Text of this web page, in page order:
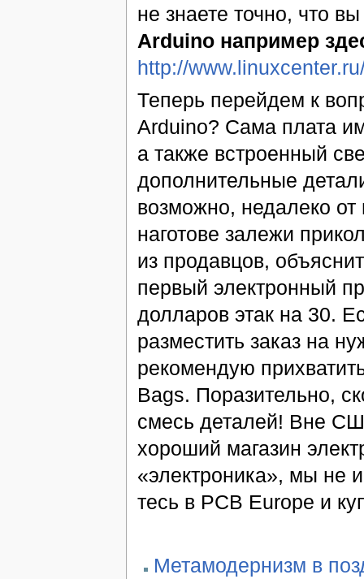
не знаете точно, что
Arduino например
http://
Теперь перейдем к
Arduino? Сама плата
а также встроенный
дополнительные
возможно, недалеко от
наготове залежи
из продавцов,
первый электронный
долларов этак на 30.
разместить заказ на
рекомендую
Bags. Поразительно,
смесь деталей! Вне
хороший магазин
«электроника», мы не
тесь в PCB Europe и
Метамодернизм в